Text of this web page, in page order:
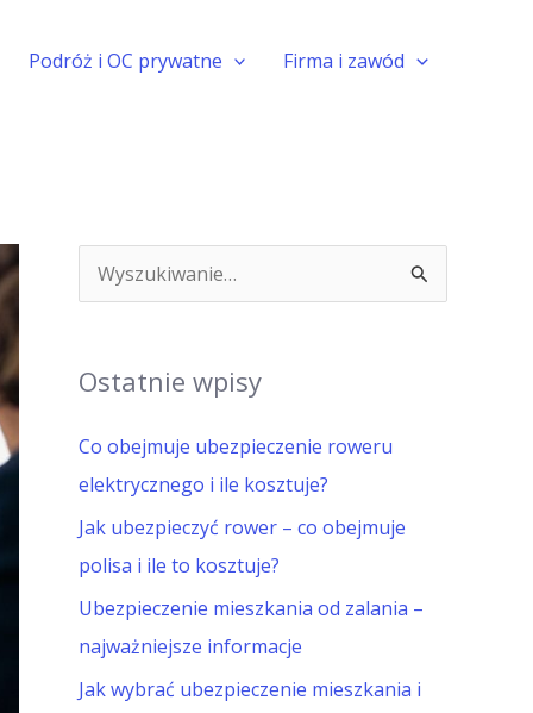
Podróż i OC prywatne Firma i zawód
k
l
a
Ostatnie wpisy
Co obejmuje ubezpieczenie roweru
elektrycznego i ile kosztuje?
Jak ubezpieczyć rower – co obejmuje
polisa i ile to kosztuje?
Ubezpieczenie mieszkania od zalania –
najważniejsze informacje
Jak wybrać ubezpieczenie mieszkania i